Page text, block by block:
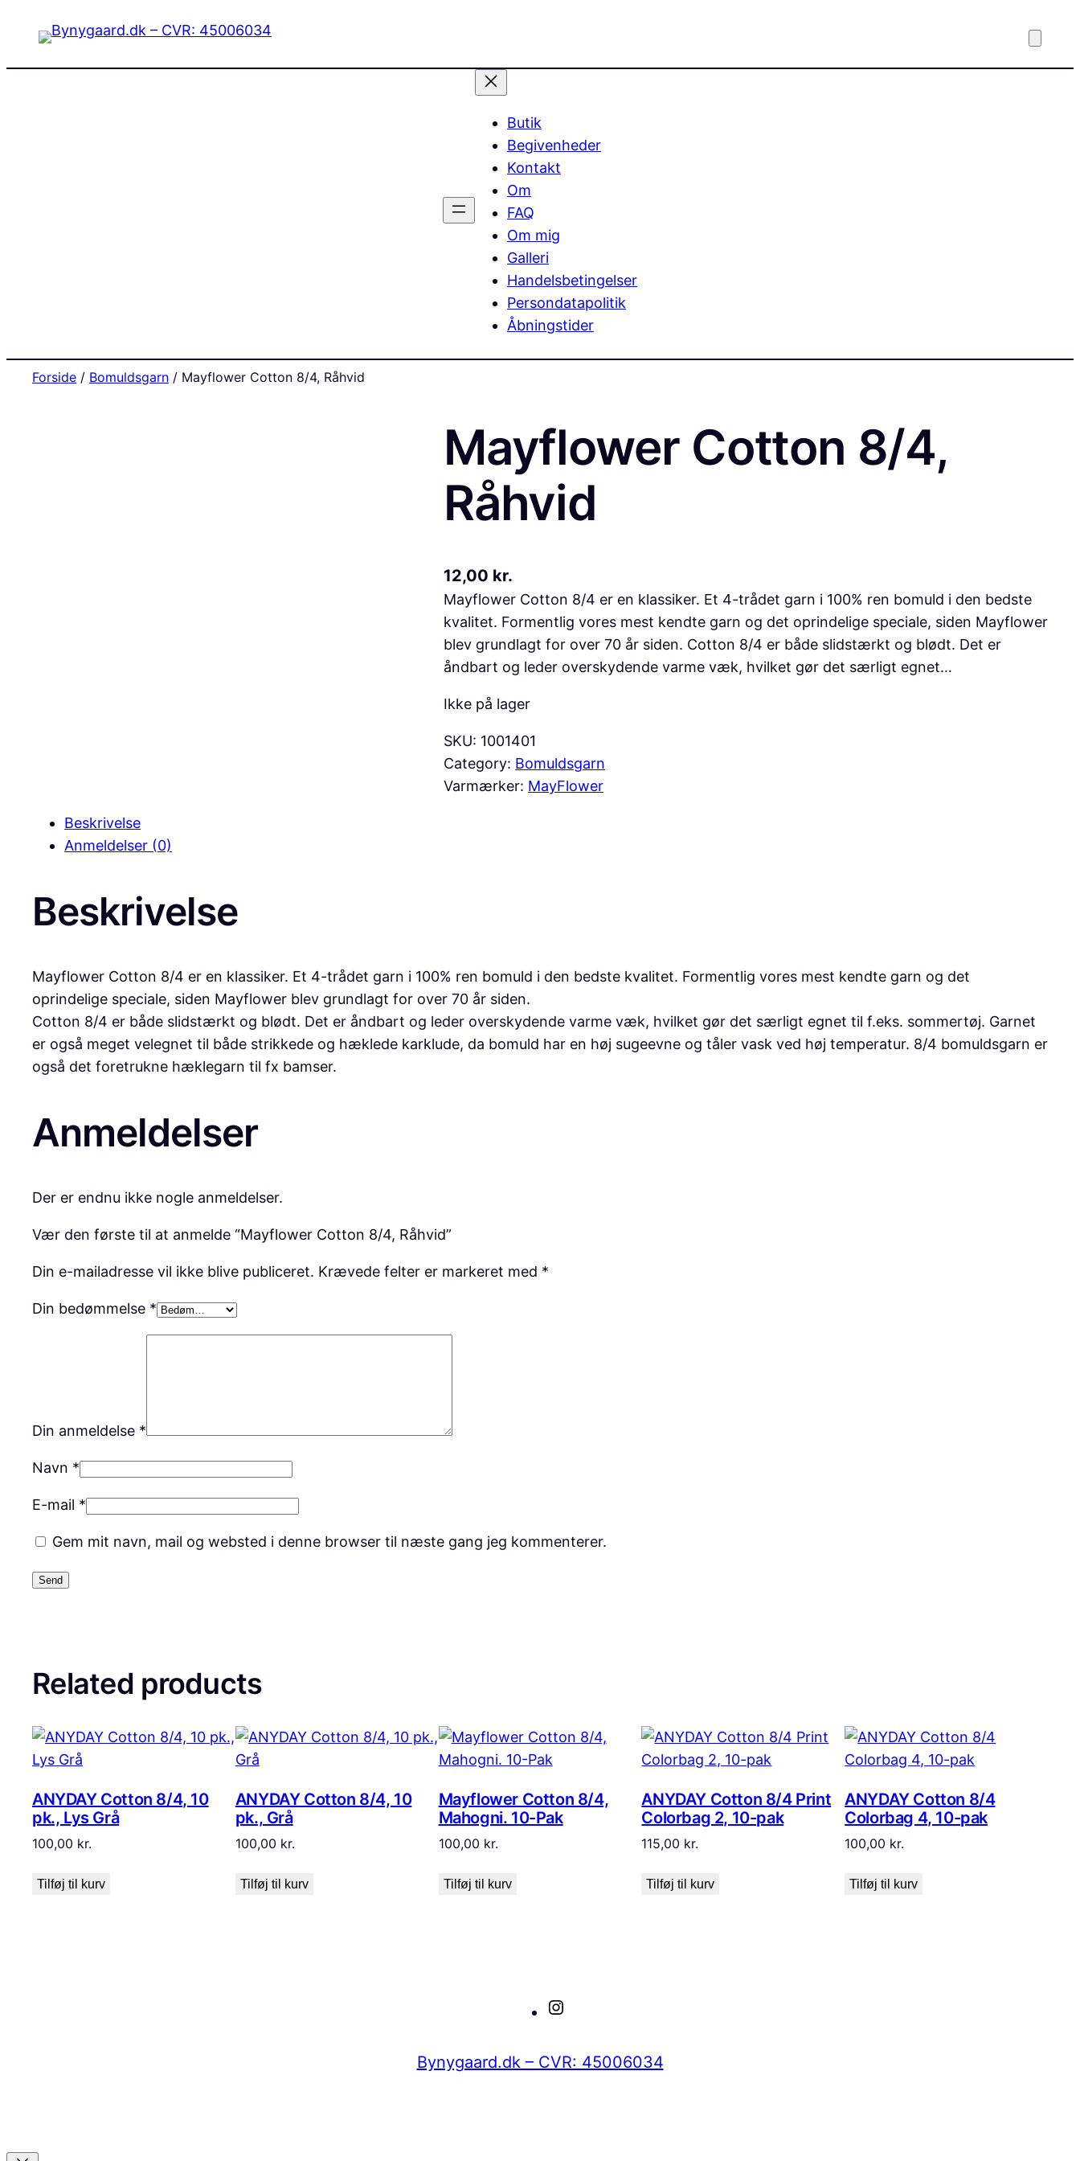
Butik
Begivenheder
Kontakt
Om
FAQ
Om mig
Galleri
Handelsbetingelser
Persondatapolitik
Åbningstider
Forside / Bomuldsgarn / Mayflower Cotton 8/4, Råhvid
Mayflower Cotton 8/4,
Råhvid
12,00 kr.
Mayflower Cotton 8/4 er en klassiker. Et 4-trådet garn i 100% ren bomuld i den bedste
kvalitet. Formentlig vores mest kendte garn og det oprindelige speciale, siden Mayflower
blev grundlagt for over 70 år siden. Cotton 8/4 er både slidstærkt og blødt. Det er
åndbart og leder overskydende varme væk, hvilket gør det særligt egnet…
Ikke på lager
SKU: 1001401
Category: Bomuldsgarn
Varmærker: MayFlower
Beskrivelse
Anmeldelser (0)
Beskrivelse
Mayflower Cotton 8/4 er en klassiker. Et 4-trådet garn i 100% ren bomuld i den bedste kvalitet. Formentlig vores mest kendte garn og det
oprindelige speciale, siden Mayflower blev grundlagt for over 70 år siden.
Cotton 8/4 er både slidstærkt og blødt. Det er åndbart og leder overskydende varme væk, hvilket gør det særligt egnet til f.eks. sommertøj. Garnet
er også meget velegnet til både strikkede og hæklede karklude, da bomuld har en høj sugeevne og tåler vask ved høj temperatur. 8/4 bomuldsgarn er
også det foretrukne hæklegarn til fx bamser.
Anmeldelser
Der er endnu ikke nogle anmeldelser.
Vær den første til at anmelde “Mayflower Cotton 8/4, Råhvid”
Din e-mailadresse vil ikke blive publiceret. Krævede felter er markeret med *
Din bedømmelse *
Din anmeldelse *
Navn *
E-mail *
Gem mit navn, mail og websted i denne browser til næste gang jeg kommenterer.
Related products
ANYDAY Cotton 8/4, 10
pk., Lys Grå
100,00 kr.
Tilføj til kurv
ANYDAY Cotton 8/4, 10
pk., Grå
100,00 kr.
Tilføj til kurv
Mayflower Cotton 8/4,
Mahogni. 10-Pak
100,00 kr.
Tilføj til kurv
ANYDAY Cotton 8/4 Print
Colorbag 2, 10-pak
115,00 kr.
Tilføj til kurv
ANYDAY Cotton 8/4
Colorbag 4, 10-pak
100,00 kr.
Tilføj til kurv
Bynygaard.dk – CVR: 45006034